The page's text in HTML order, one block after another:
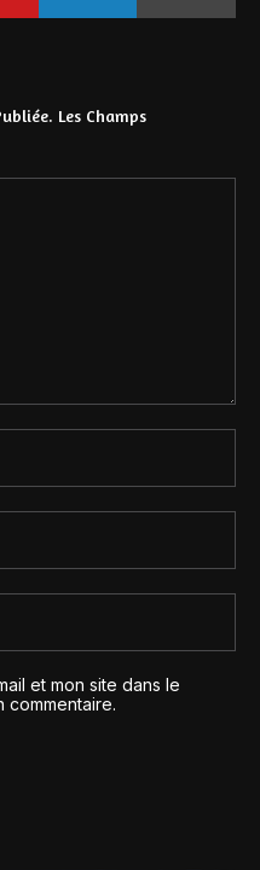
Les Champs
et mon site dans le
commentaire.